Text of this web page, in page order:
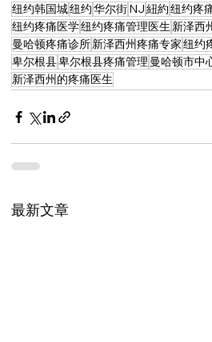
纽约韩国城纽约华尔街NJ紐約纽约疼
纽约疼痛医学纽约疼痛管理医生 新泽西
曼哈顿疼痛诊所新泽西州疼痛专家纽约
卑尔根县卑尔根县疼痛管理 曼哈顿市中
新泽西州的疼痛医生
最新文章